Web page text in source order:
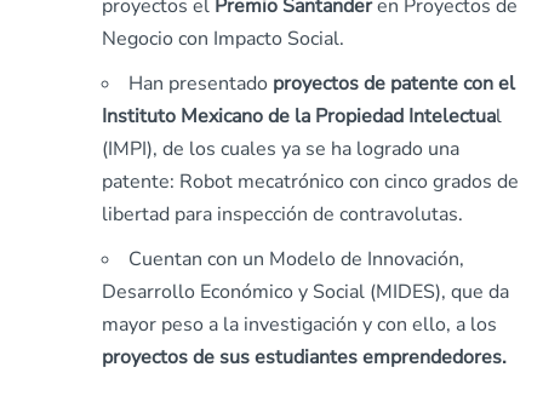
proyectos el Premio Santanderen Proyectos de
Negocio con Impacto Social.
Han presentado proyectos de patente con el
Instituto Mexicano de la Propiedad Intelectual
(IMPI), de los cuales ya se ha logrado una
patente: Robot mecatrónico con cinco grados de
libertad para inspección de contravolutas.
Cuentan con un Modelo de Innovación,
Desarrollo Económico y Social (MIDES), que da
mayor peso a la investigación y con ello, a los
proyectos de sus estudiantes emprendedores.